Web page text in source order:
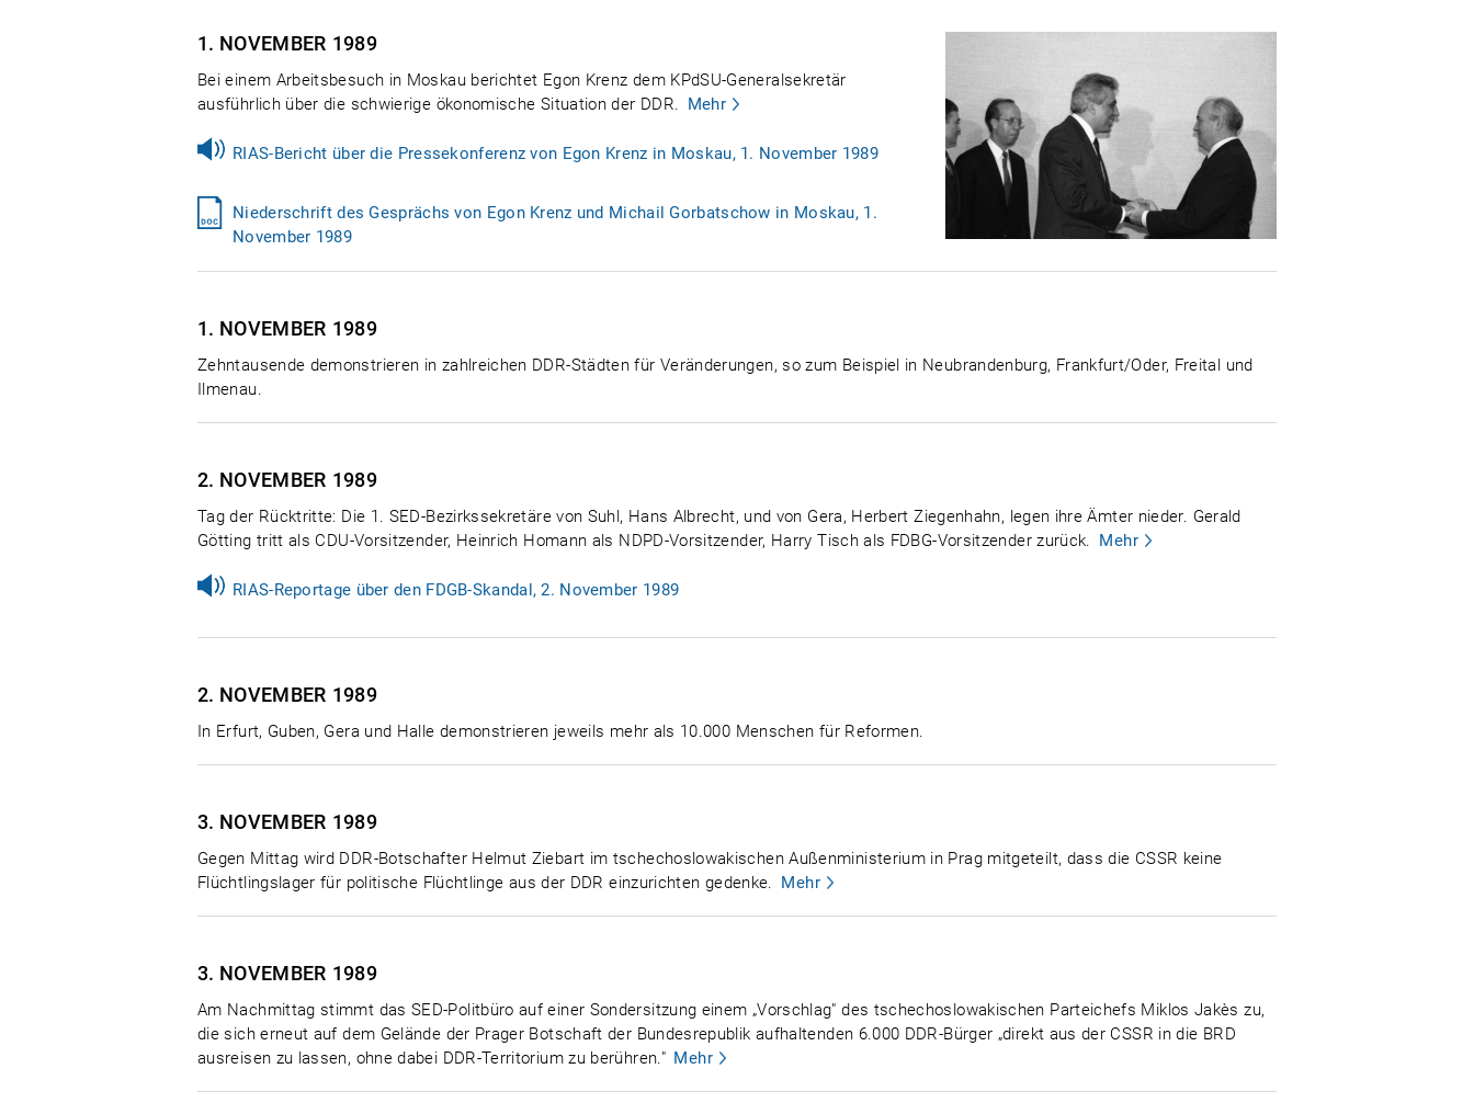
1. NOVEMBER 1989
Bei einem Arbeitsbesuch in Moskau berichtet Egon Krenz dem KPdSU-Generalsekretär
ausführlich über die schwierige ökonomische Situation der DDR. Mehr
RIAS-Bericht über die Pressekonferenz von Egon Krenz in Moskau, 1. November 1989
Niederschrift des Gesprächs von Egon Krenz und Michail Gorbatschow in Moskau, 1.
November 1989
1. NOVEMBER 1989
Zehntausende demonstrieren in zahlreichen DDR-Städten für Veränderungen, so zum Beispiel in Neubrandenburg, Frankfurt/Oder, Freital und
Ilmenau.
2. NOVEMBER 1989
Tag der Rücktritte: Die 1. SED-Bezirkssekretäre von Suhl, Hans Albrecht, und von Gera, Herbert Ziegenhahn, legen ihre Ämter nieder. Gerald
Götting tritt als CDU-Vorsitzender, Heinrich Homann als NDPD-Vorsitzender, Harry Tisch als FDBG-Vorsitzender zurück.
Mehr
RIAS-Reportage über den FDGB-Skandal, 2. November 1989
2. NOVEMBER 1989
In Erfurt, Guben, Gera und Halle demonstrieren jeweils mehr als 10.000 Menschen für Reformen.
3. NOVEMBER 1989
Gegen Mittag wird DDR-Botschafter Helmut Ziebart im tschechoslowakischen Außenministerium in Prag mitgeteilt, dass die CSSR keine
Flüchtlingslager für politische Flüchtlinge aus der DDR einzurichten gedenke.
Mehr
3. NOVEMBER 1989
Am Nachmittag stimmt das SED-Politbüro auf einer Sondersitzung einem „Vorschlag" des tschechoslowakischen Parteichefs Miklos Jakès zu,
die sich erneut auf dem Gelände der Prager Botschaft der Bundesrepublik aufhaltenden 6.000 DDR-Bürger „direkt aus der CSSR in die BRD
ausreisen zu lassen, ohne dabei DDR-Territorium zu berühren." Mehr